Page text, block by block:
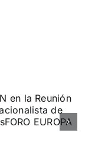
mujeres
Les